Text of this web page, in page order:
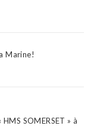
Marine!
HMS SOMERSET » à